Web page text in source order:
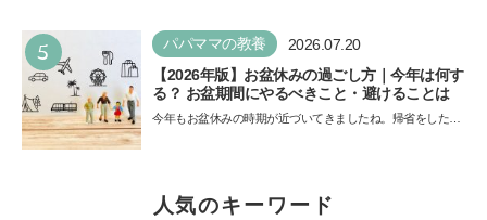
5 パパママの教養 2026.07.20
【2026年版】お盆休みの過ごし方｜今年は何す
る？ お盆期間にやるべきこと・避けることは
今年もお盆休みの時期が近づいてきましたね。帰省をした
人気のキーワード